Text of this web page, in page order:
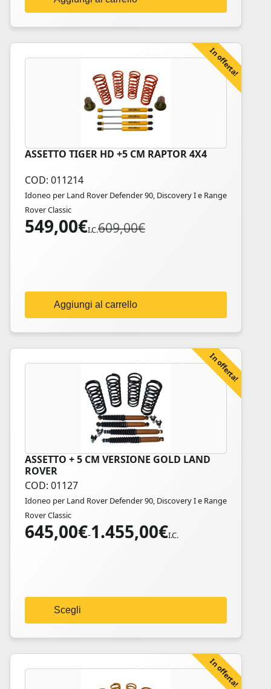
In offerta!
ASSETTO TIGER HD +5 CM RAPTOR 4X4
COD: 011214
Idoneo per Land Rover Defender 90, Discovery I e Range
Rover Classic
609,00€
Il
prezzo
549,00€
Il
prezzo
I.C.
Aggiungi al carrello
In offerta!
ASSETTO + 5 CM VERSIONE GOLD LAND
ROVER
COD: 01127
Idoneo per Land Rover Defender 90, Discovery I e Range
Rover Classic
645,00€-1.455,00€
Fascia
a
1.455,00€
I.C.
Scegli
Questo
prodotto
ha
più
varianti.
Le
pagina
del
In offerta!